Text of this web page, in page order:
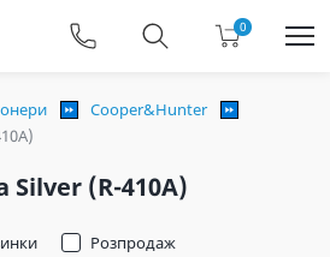
0
Cooper&Hunter
Silver (R-410A)
Розпродаж